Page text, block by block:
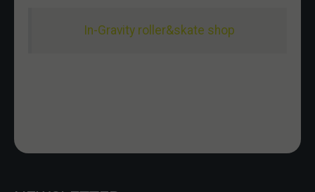
In-Gravity roller&skate shop